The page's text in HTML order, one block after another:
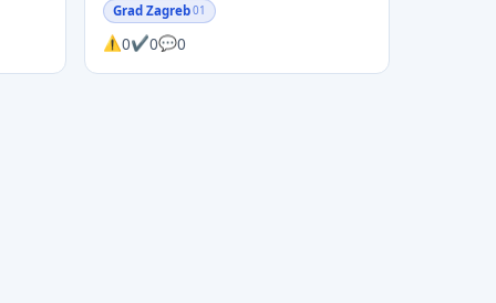
Grad Zagreb01
0 0 0